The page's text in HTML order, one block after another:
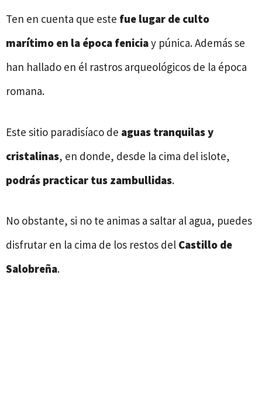
Ten en cuenta que este fue lugar de culto
marítimo en la época feniciay púnica. Además se
han hallado en él rastros arqueológicos de la época
romana.
Este sitio paradisíaco de aguas tranquilas y
cristalinas, en donde, desde la cima del islote,
podrás practicar tus zambullidas.
No obstante, si no te animas a saltar al agua, puedes
disfrutar en la cima de los restos del Castillo de
Salobreña.